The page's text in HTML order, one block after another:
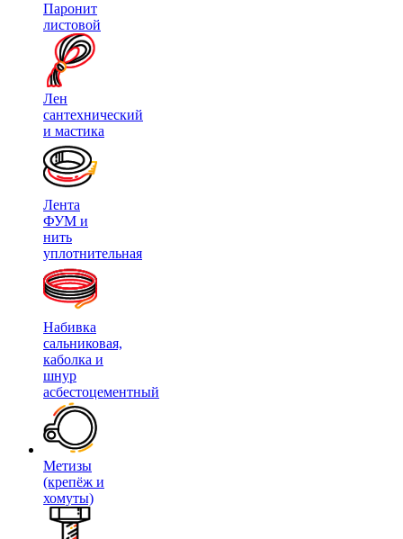
Паронит
листовой
Лен
сантехнический
и мастика
Лента
ФУМ и
нить
уплотнительная
Набивка
сальниковая,
каболка и
шнур
асбестоцементный
Метизы
(крепёж и
хомуты)